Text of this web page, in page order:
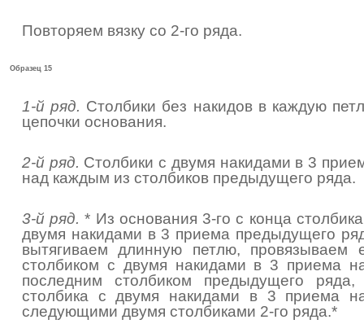
Повторяем вязку со 2-го ряда.
Образец 15
1-й ряд. Столбики без накидов в каждую
цепочки основания.
2-й ряд. Столбики с двумя накидами в 3
над каждым из столбиков предыдущего ряда.
3-й ряд. * Из основания 3-го с конца
двумя накидами в 3 приема предыдущего
вытягиваем длинную петлю, провязываем
столбиком с двумя накидами в 3 приема
последним столбиком предыдущего
столбика с двумя накидами в 3 приема
следующими двумя столбиками 2-го ряда.*